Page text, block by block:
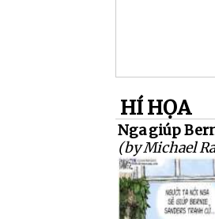
HÍ HỌA
Nga giúp
(by Michael